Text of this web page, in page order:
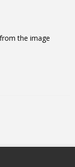
the image